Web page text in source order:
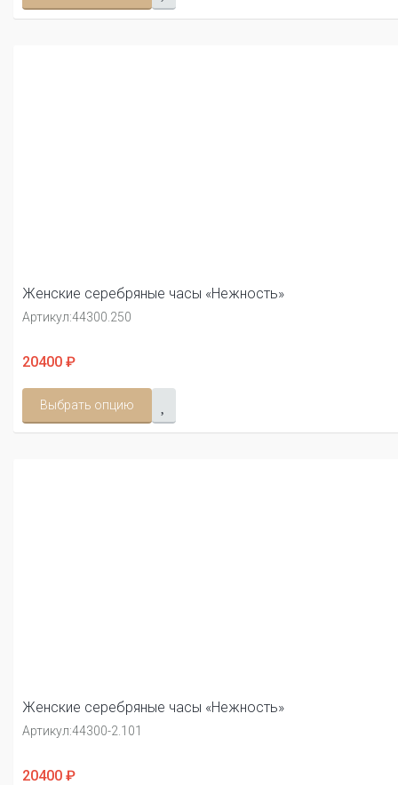
Женские серебряные часы «Нежность»
Артикул:44300.250
20400 ₽
Выбрать опцию
Женские серебряные часы «Нежность»
Артикул:44300-2.101
20400 ₽